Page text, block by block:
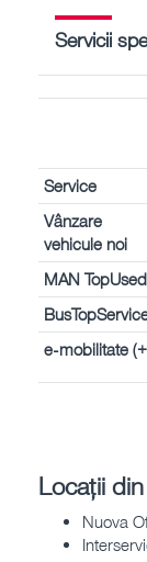
Servicii
Service
Vânzare
vehicule noi
MAN TopUsed
e-mobilitate
Locații
Nuova